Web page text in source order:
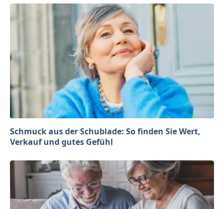
Schmuck aus der Schublade: So finden Sie Wert,
Verkauf und gutes Gefühl